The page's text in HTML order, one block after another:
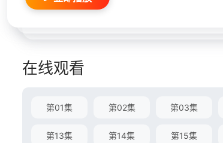
在线观看
第01集 第02集 第03集
第13集 第14集 第15集